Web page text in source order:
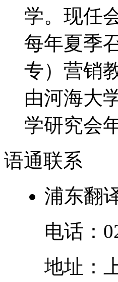
学。现任
每年夏季
专）营销
由河海大
学研究会
语通联系
浦东翻
电话：
地址：